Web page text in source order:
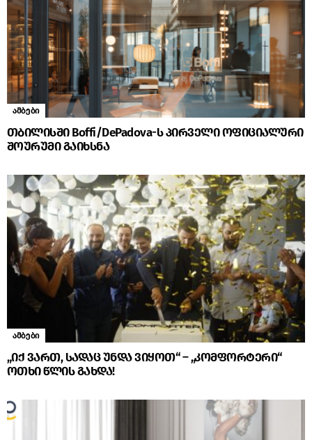
ამბები
თბილისში Boffi/DePadova-ს პირველი ოფიციალური
შოურუმი გაიხსნა
ამბები
„იქ ვართ, სადაც უნდა ვიყოთ“ – „კომფორტერი“
ოთხი წლის გახდა!